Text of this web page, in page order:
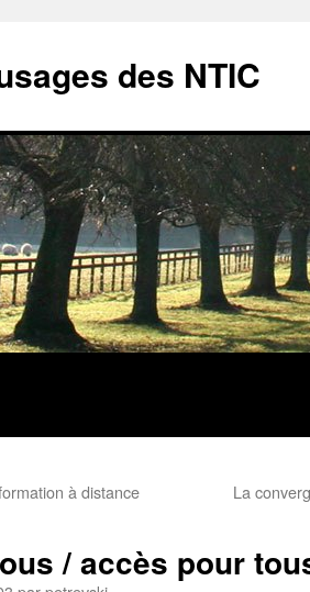
des NTIC
à distance La
/ accès pour